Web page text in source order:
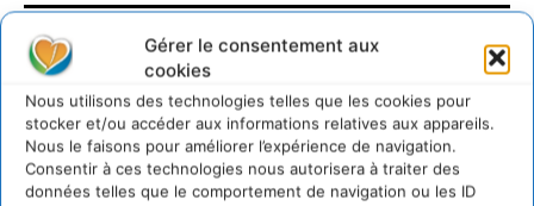
Gérer le consentement aux
cookies
Nous utilisons des technologies telles que les cookies pour
stocker et/ou accéder aux informations relatives aux appareils.
Nous le faisons pour améliorer l’expérience de navigation.
Consentir à ces technologies nous autorisera à traiter des
données telles que le comportement de navigation ou les ID
Comment le sol français a perdu sa mémoire
hydrique et déréglé tout le territoire (2020-2026)
2 août 2026
Développer notre attention aux espèces vivantes
non humaines avec les communs de Zoepolis
30 juillet 2026